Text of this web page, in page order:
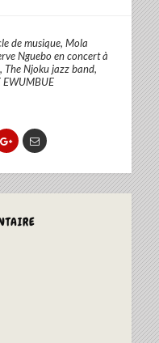
de musique,Mola
Nguebo en concert à
, The Njoku jazz band,